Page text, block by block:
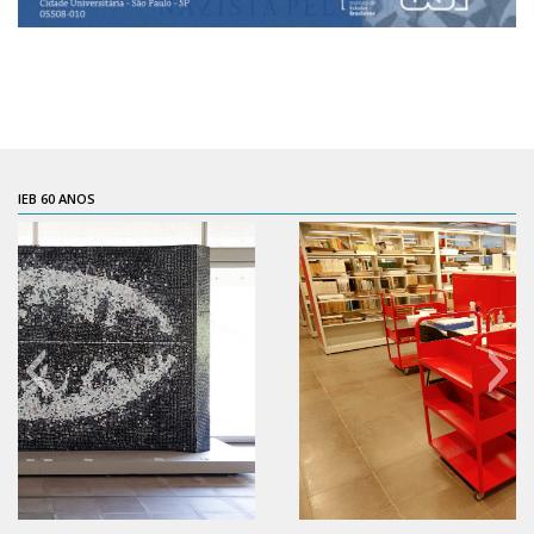
CaC
CRInt
CSA
Acadêmico
Serviço de Apoio ao Ensino
Concurso Docente
Representação Discente
Licitações e Contratos
Abertas
Encerradas
IEB 60 ANOS